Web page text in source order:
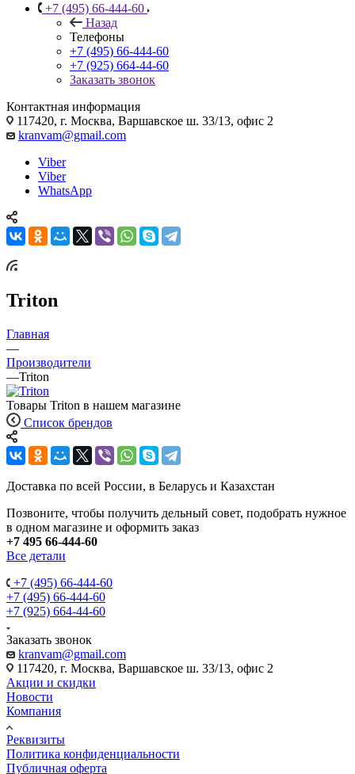
+7 (495) 66-444-60
Назад
Телефоны
+7 (495) 66-444-60
+7 (925) 664-44-60
Заказать звонок
Контактная информация
117420, г. Москва, Варшавское ш. 33/13, офис 2
kranvam@gmail.com
Viber
Viber
WhatsApp
Triton
Главная
—
Производители
—Triton
Товары Triton в нашем магазине
Список брендов
Доставка по всей России, в Беларусь и Казахстан
Позвоните, чтобы получить дельный совет, подобрать нужное
в одном магазине и оформить заказ
+7 495 66-444-60
Все детали
+7 (495) 66-444-60
+7 (495) 66-444-60
+7 (925) 664-44-60
Заказать звонок
kranvam@gmail.com
117420, г. Москва, Варшавское ш. 33/13, офис 2
Акции и скидки
Новости
Компания
Реквизиты
Политика конфиденциальности
Публичная оферта